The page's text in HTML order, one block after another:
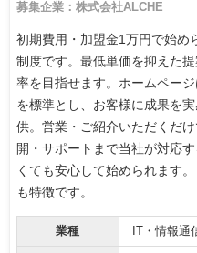
募集企業：株式会社ALCHE
初期費用・加盟金1万円で始め
制度です。最低単価を抑えた
率を目指せます。ホームペー
を標準とし、お客様に成果を
供。営業・ご紹介いただくだ
開・サポートまで当社が対応
くても安心して始められます
も特徴です。
業種 IT・情報